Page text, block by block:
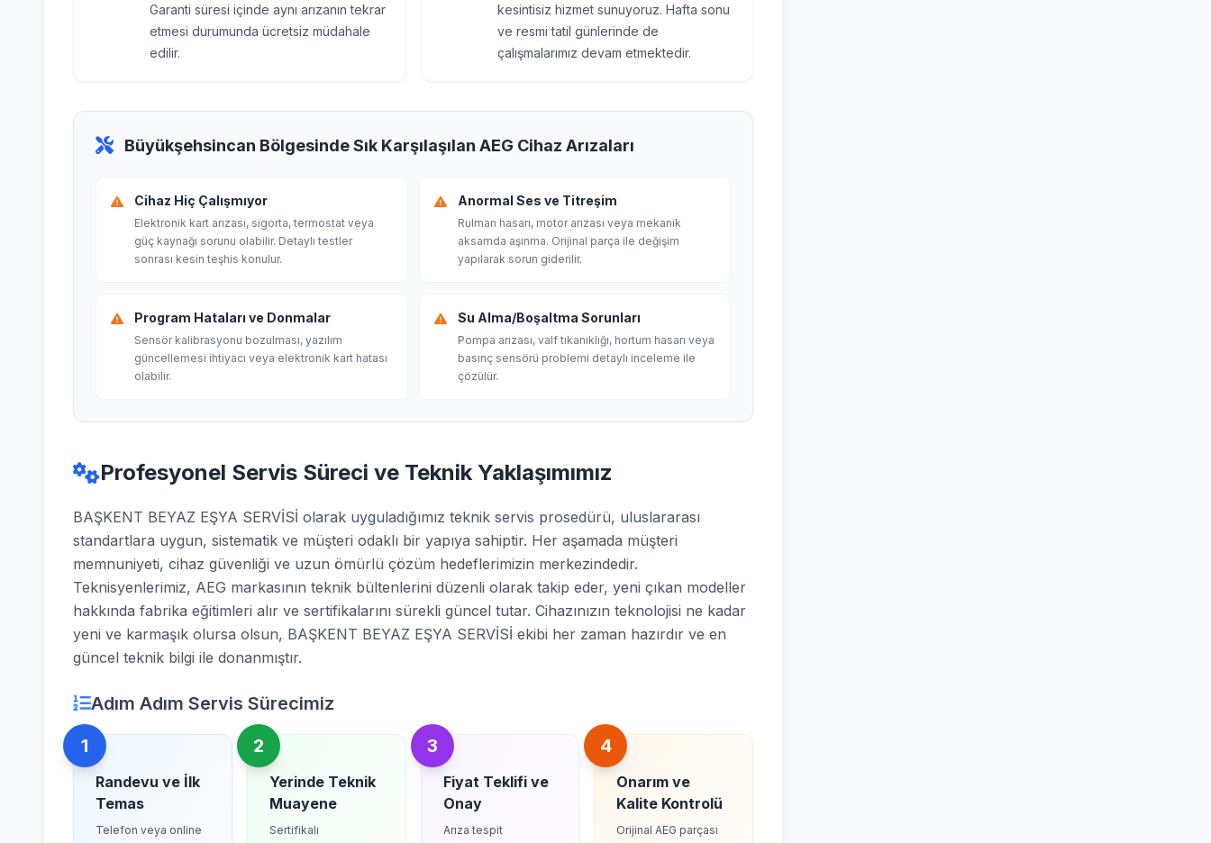
Garanti süresi içinde aynı arızanın tekrar
etmesi durumunda ücretsiz müdahale
edilir.
kesintisiz hizmet sunuyoruz. Hafta sonu
ve resmi tatil günlerinde de
çalışmalarımız devam etmektedir.
Büyükşehsincan Bölgesinde Sık Karşılaşılan AEG Cihaz Arızaları
Cihaz Hiç Çalışmıyor
Elektronik kart arızası, sigorta, termostat veya
güç kaynağı sorunu olabilir. Detaylı testler
sonrası kesin teşhis konulur.
Anormal Ses ve Titreşim
Rulman hasarı, motor arızası veya mekanik
aksamda aşınma. Orijinal parça ile değişim
yapılarak sorun giderilir.
Program Hataları ve Donmalar
Sensör kalibrasyonu bozulması, yazılım
güncellemesi ihtiyacı veya elektronik kart hatası
olabilir.
Su Alma/Boşaltma Sorunları
Pompa arızası, valf tıkanıklığı, hortum hasarı veya
basınç sensörü problemi detaylı inceleme ile
çözülür.
Profesyonel Servis Süreci ve Teknik Yaklaşımımız
BAŞKENT BEYAZ EŞYA SERVİSİ olarak uyguladığımız teknik servis prosedürü, uluslararası
standartlara uygun, sistematik ve müşteri odaklı bir yapıya sahiptir. Her aşamada müşteri
memnuniyeti, cihaz güvenliği ve uzun ömürlü çözüm hedeflerimizin merkezindedir.
Teknisyenlerimiz, AEG markasının teknik bültenlerini düzenli olarak takip eder, yeni çıkan modeller
hakkında fabrika eğitimleri alır ve sertifikalarını sürekli güncel tutar. Cihazınızın teknolojisi ne kadar
yeni ve karmaşık olursa olsun, BAŞKENT BEYAZ EŞYA SERVİSİ ekibi her zaman hazırdır ve en
güncel teknik bilgi ile donanmıştır.
Adım Adım Servis Sürecimiz
1
Randevu ve İlk
Temas
Telefon veya online
2
Yerinde Teknik
Muayene
Sertifikalı
3
Fiyat Teklifi ve
Onay
Arıza tespit
4
Onarım ve
Kalite Kontrolü
Orijinal AEG parçası